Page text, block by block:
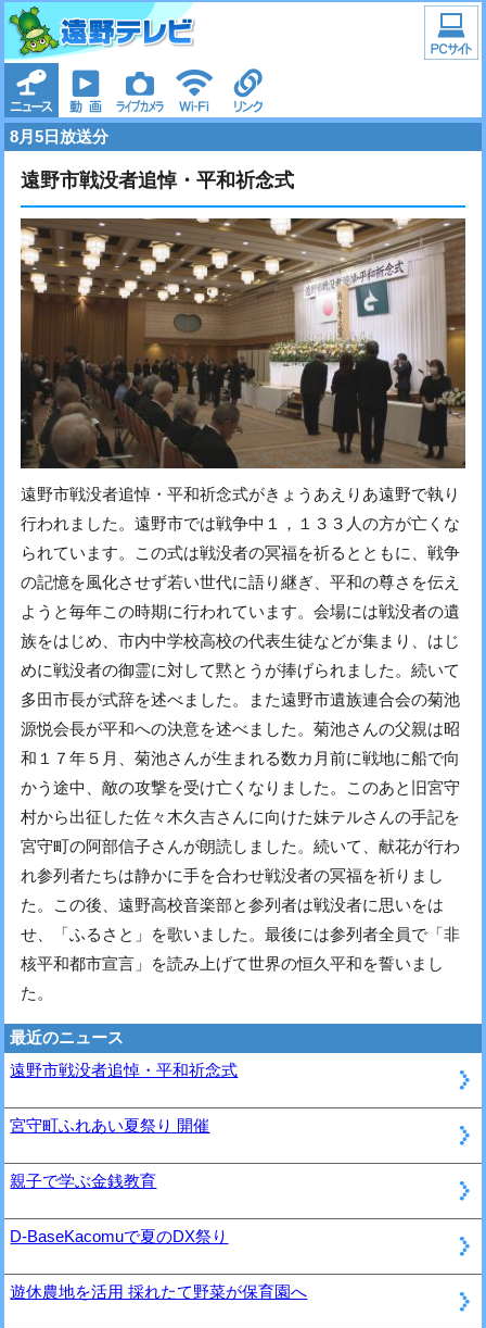
8月5日放送分
遠野市戦没者追悼・平和祈念式
遠野市戦没者追悼・平和祈念式がきょうあえりあ遠野で執り
行われました。遠野市では戦争中１，１３３人の方が亡くな
られています。この式は戦没者の冥福を祈るとともに、戦争
の記憶を風化させず若い世代に語り継ぎ、平和の尊さを伝え
ようと毎年この時期に行われています。会場には戦没者の遺
族をはじめ、市内中学校高校の代表生徒などが集まり、はじ
めに戦没者の御霊に対して黙とうが捧げられました。続いて
多田市長が式辞を述べました。また遠野市遺族連合会の菊池
源悦会長が平和への決意を述べました。菊池さんの父親は昭
和１７年５月、菊池さんが生まれる数カ月前に戦地に船で向
かう途中、敵の攻撃を受け亡くなりました。このあと旧宮守
村から出征した佐々木久吉さんに向けた妹テルさんの手記を
宮守町の阿部信子さんが朗読しました。続いて、献花が行わ
れ参列者たちは静かに手を合わせ戦没者の冥福を祈りまし
た。この後、遠野高校音楽部と参列者は戦没者に思いをは
せ、「ふるさと」を歌いました。最後には参列者全員で「非
核平和都市宣言」を読み上げて世界の恒久平和を誓いまし
た。
最近のニュース
遠野市戦没者追悼・平和祈念式
宮守町ふれあい夏祭り 開催
親子で学ぶ金銭教育
D-BaseKacomuで夏のDX祭り
遊休農地を活用 採れたて野菜が保育園へ